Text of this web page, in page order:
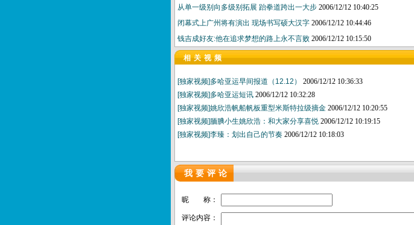
从单一级别向多级别拓展 跆拳道跨出一大步 2006/12/12 10:40:25
闭幕式上广州将有演出 现场书写硕大汉字 2006/12/12 10:44:46
钱吉成好友:他在追求梦想的路上永不言败 2006/12/12 10:15:50
相关视频
[独家视频]多哈亚运早间报道（12.12） 2006/12/12 10:36:33
[独家视频]多哈亚运短讯 2006/12/12 10:32:28
[独家视频]姚欣浩帆船帆板重型米斯特拉级摘金 2006/12/12 10:20:55
[独家视频]腼腆小生姚欣浩：和大家分享喜悦 2006/12/12 10:19:15
[独家视频]李臻：划出自己的节奏 2006/12/12 10:18:03
我要评论
昵 称：
评论内容：